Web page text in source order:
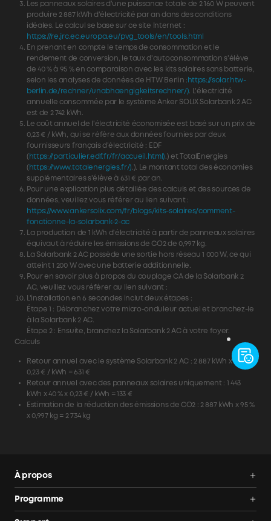
Les panneaux solaires d'une puissance totale de 2 160 W peuvent
produire 2 887 kWh d'électricité par an dans des conditions
idéales. Le calcul se base sur ce site Internet :
https://re.jrc.ec.europa.eu/pvg_tools/en/tools.html
En prenant en compte le temps de consommation et le
rendement de conversion, le taux d'autoconsommation s'élève
de 40 % à 95 % en comparaison avec les kits solaires sans batterie,
selon les analyses de données de HTW Berlin : https://solar.htw-
berlin.de/rechner/unabhaengigkeitsrechner/) . L'électricité
annuelle consommée par le système Anker SOLIX Solarbank 2 AC
est de 2 742 kWh.
Le coût annuel de l'électricité économisée est basé sur un prix de
0,23 € / kWh, qui se réfère aux données fournies par deux
fournisseurs français d'électricité : EDF
( https://particulier.edf.fr/fr/accueil.html) .) et TotalEnergies
( https://www.totalenergies.fr/) .). Le montant total des économies
supplémentaires s'élève à 631 € par an.
Pour une explication plus détaillée des calculs et des sources de
données, veuillez vous référer au lien suivant :
https://www.ankersolix.com/fr/blogs/kits-solaires/comment-
fonctionne-la-solarbank-2-ac
La production de 1 kWh d'électricité à partir de panneaux solaires
équivaut à réduire les émissions de CO2 de 0,997 kg.
La Solarbank 2 AC possède une sortie hors réseau 1 000 W, ce qui
atteint 1 200 W avec une batterie additionnelle.
Pour en savoir plus à propos du couplage CA de la Solarbank 2
AC, veuillez vous référer au lien suivant :
L'installation en 6 secondes inclut deux étapes :
Étape 1 : Débranchez votre micro-onduleur actuel et branchez-le
à la Solarbank 2 AC.
Étape 2 : Ensuite, branchez la Solarbank 2 AC à votre foyer.
Calculs
Retour annuel avec le système Solarbank 2 AC : 2 887 kWh x 95 % x
0,23 € / kWh = 631 €
Retour annuel avec des panneaux solaires uniquement : 1 443
kWh x 40 % x 0,23 € / kWh = 133 €
Estimation de la réduction des émissions de CO2 : 2 887 kWh x 95 %
x 0,997 kg = 2 734 kg
À propos
Conditions d'utilisation
Programme